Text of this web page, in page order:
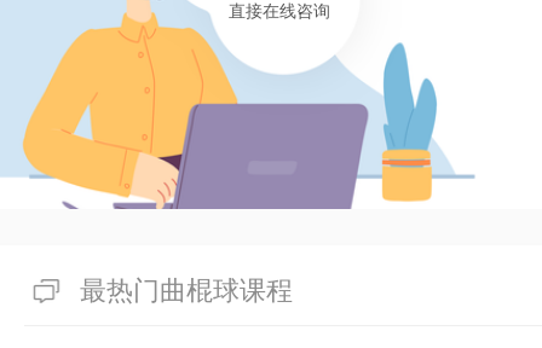
直接在线咨询
最热门曲棍球课程